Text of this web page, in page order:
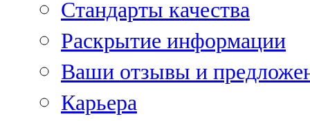
Стандарты качества
Раскрытие информации
Ваши отзывы и
Карьера